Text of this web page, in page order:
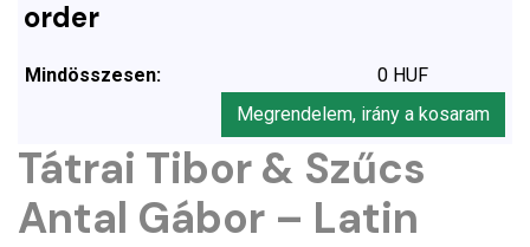
order
Mindösszesen:
0 HUF
Megrendelem, irány a kosaram
Tátrai Tibor & Szűcs
Antal Gábor – Latin